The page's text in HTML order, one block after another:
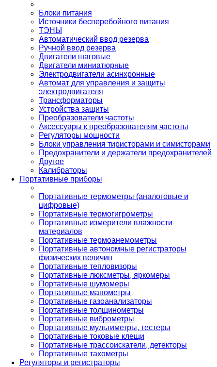
Блоки питания
Источники бесперебойного питания
ТЭНЫ
Автоматический ввод резерва
Ручной ввод резерва
Двигатели шаговые
Двигатели миниатюрные
Электродвигатели асинхронные
Автомат для управления и защиты
электродвигателя
Трансформаторы
Устройства защиты
Преобразователи частоты
Аксессуары к преобразователям частоты
Регуляторы мощности
Блоки управления тиристорами и симисторами
Предохранители и держатели предохранителей
Другое
Калибраторы
Портативные приборы
Портативные термометры (аналоговые и
цифровые)
Портативные термогигрометры
Портативные измерители влажности
материалов
Портативные термоанемометры
Портативные автономные регистраторы
физических величин
Портативные тепловизоры
Портативные люксметры, яркомеры
Портативные шумомеры
Портативные манометры
Портативные газоанализаторы
Портативные толщинометры
Портативные виброметры
Портативные мультиметры, тестеры
Портативные токовые клещи
Портативные трассоискатели, детекторы
Портативные тахометры
Регуляторы и регистраторы